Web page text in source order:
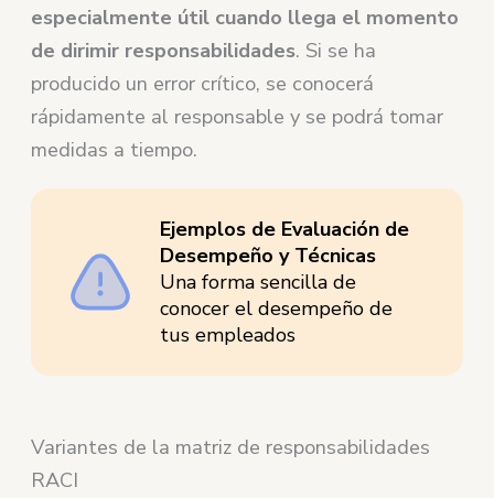
especialmente útil cuando llega el momento
de dirimir responsabilidades. Si se ha
producido un error crítico, se conocerá
rápidamente al responsable y se podrá tomar
medidas a tiempo.
Ejemplos de Evaluación de
Desempeño y Técnicas
Una forma sencilla de
conocer el desempeño de
tus empleados
Variantes de la matriz de responsabilidades
RACI